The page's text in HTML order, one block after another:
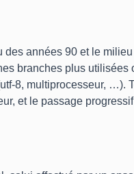
des années 90 et le
branches plus utilisées
8, multiprocesseur, …).
et le passage